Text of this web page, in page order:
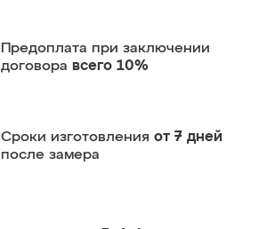
Предоплата при заключении
договора всего 10%
Сроки изготовления от 7 дней
после замера